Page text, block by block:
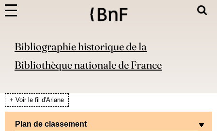
Bibliographie historique de la
Bibliothèque nationale de France
+ Voir le fil d'Ariane
Plan de classement